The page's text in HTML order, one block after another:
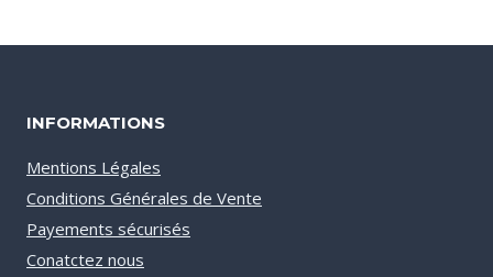
INFORMATIONS
Mentions Légales
Conditions Générales de Vente
Payements sécurisés
Conatctez nous